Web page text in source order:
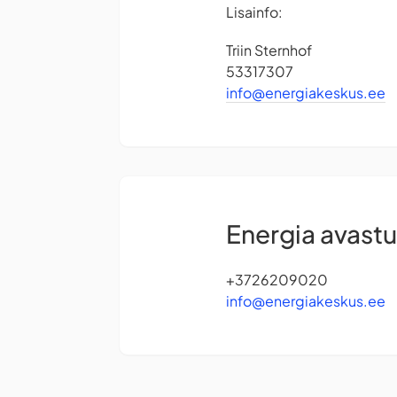
Lisainfo:
Triin Sternhof
53317307
info@energiakeskus.ee
Energia
+3726209020
info@energiakeskus.ee